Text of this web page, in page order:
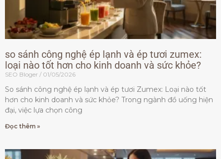
so sánh công nghệ ép lạnh và ép tươi zumex:
loại nào tốt hơn cho kinh doanh và sức khỏe?
SEO Bloger 01/05/2026
So sánh công nghệ ép lạnh và ép tươi Zumex: Loại nào tốt
hơn cho kinh doanh và sức khỏe? Trong ngành đồ uống hiện
đại, việc lựa chọn công
Đọc thêm »